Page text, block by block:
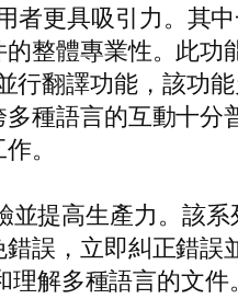
者更具吸引力。其
整體專業性。此
行翻譯功能，該功
種語言的互動十
。
提高生產力。該
誤，立即糾正錯誤
解多種語言的文